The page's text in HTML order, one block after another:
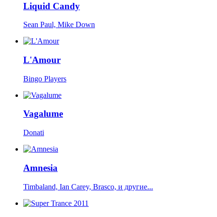
Liquid Candy
Sean Paul, Mike Down
L'Amour
Bingo Players
Vagalume
Donati
Amnesia
Timbaland, Ian Carey, Brasco, и другие...